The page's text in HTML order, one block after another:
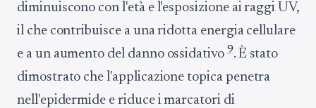
diminuiscono con l'età e l'esposizione ai raggi UV,
il che contribuisce a una ridotta energia cellulare
e a un aumento del danno ossidativo 9. È stato
dimostrato che l'applicazione topica penetra
nell'epidermide e riduce i marcatori di